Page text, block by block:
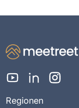
Regionen